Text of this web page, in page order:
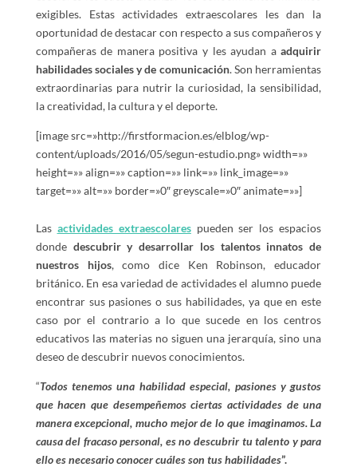
exigibles. Estas actividades extraescolares les dan la
oportunidad de destacar con respecto a sus compañeros y
compañeras de manera positiva y les ayudan aadquirir
habilidades sociales y de comunicación. Son herramientas
extraordinarias para nutrir la curiosidad, la sensibilidad,
la creatividad, la cultura y el deporte.
[image src=»http://firstformacion.es/elblog/wp-
content/uploads/2016/05/segun-estudio.png» width=»»
height=»» align=»» caption=»» link=»» link_image=»»
target=»» alt=»» border=»0″ greyscale=»0″ animate=»»]
Las actividades extraescolarespueden ser los espacios
donde descubrir y desarrollar los talentos innatos de
nuestros hijos, como dice Ken Robinson, educador
británico. En esa variedad de actividades el alumno puede
encontrar sus pasiones o sus habilidades, ya que en este
caso por el contrario a lo que sucede en los centros
educativos las materias no siguen una jerarquía, sino una
deseo de descubrir nuevos conocimientos.
“Todos tenemos una habilidad especial, pasiones y gustos
que hacen que desempeñemos ciertas actividades de una
manera excepcional, mucho mejor de lo que imaginamos. La
causa del fracaso personal, es no descubrir tu talento y para
ello es necesario conocer cuáles son tus habilidades”.